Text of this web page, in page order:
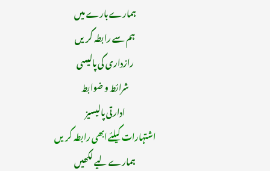
ہمارے بارے میں
ہم سے رابطہ کریں
رازداری کی پالیسی
شرائط و ضوابط
ادارتی پالیسیز
اشتہارات کیلئے ابھی رابطہ کریں
ہمارے لیے لکھیں